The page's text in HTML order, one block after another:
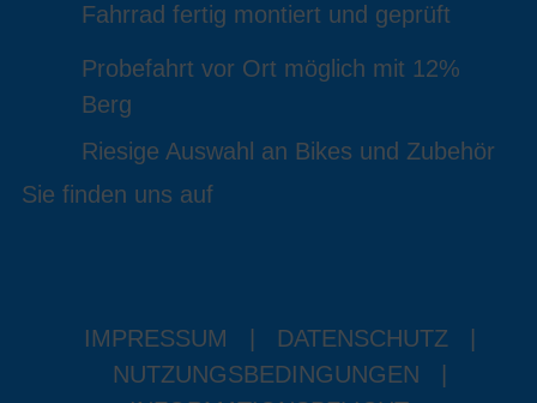
Fahrrad fertig montiert und geprüft
Probefahrt vor Ort möglich mit 12%
Berg
Riesige Auswahl an Bikes und Zubehör
Sie finden uns auf
IMPRESSUM DATENSCHUTZ
NUTZUNGSBEDINGUNGEN